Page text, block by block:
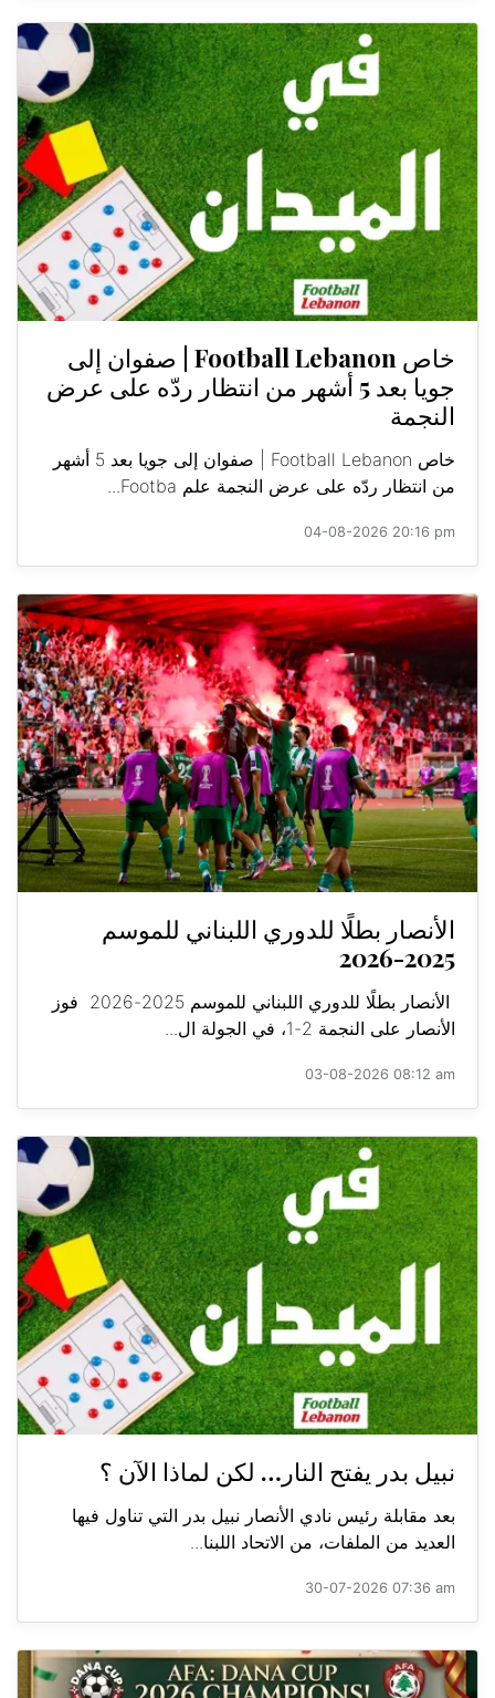
خاص Football Lebanon | صفوان إلى
جويا بعد 5 أشهر من انتظار ردّه على عرض
النجمة
خاص Football Lebanon | صفوان إلى جويا بعد 5 أشهر
من انتظار ردّه على عرض النجمة علم Footba...
04-08-2026 20:16 pm
الأنصار بطلًا للدوري اللبناني للموسم
2025-2026
الأنصار بطلًا للدوري اللبناني للموسم 2025-2026 فوز
الأنصار على النجمة 2-1، في الجولة ال...
03-08-2026 08:12 am
نبيل بدر يفتح النار… لكن لماذا الآن ؟
بعد مقابلة رئيس نادي الأنصار نبيل بدر التي تناول فيها
العديد من الملفات، من الاتحاد اللبنا...
30-07-2026 07:36 am